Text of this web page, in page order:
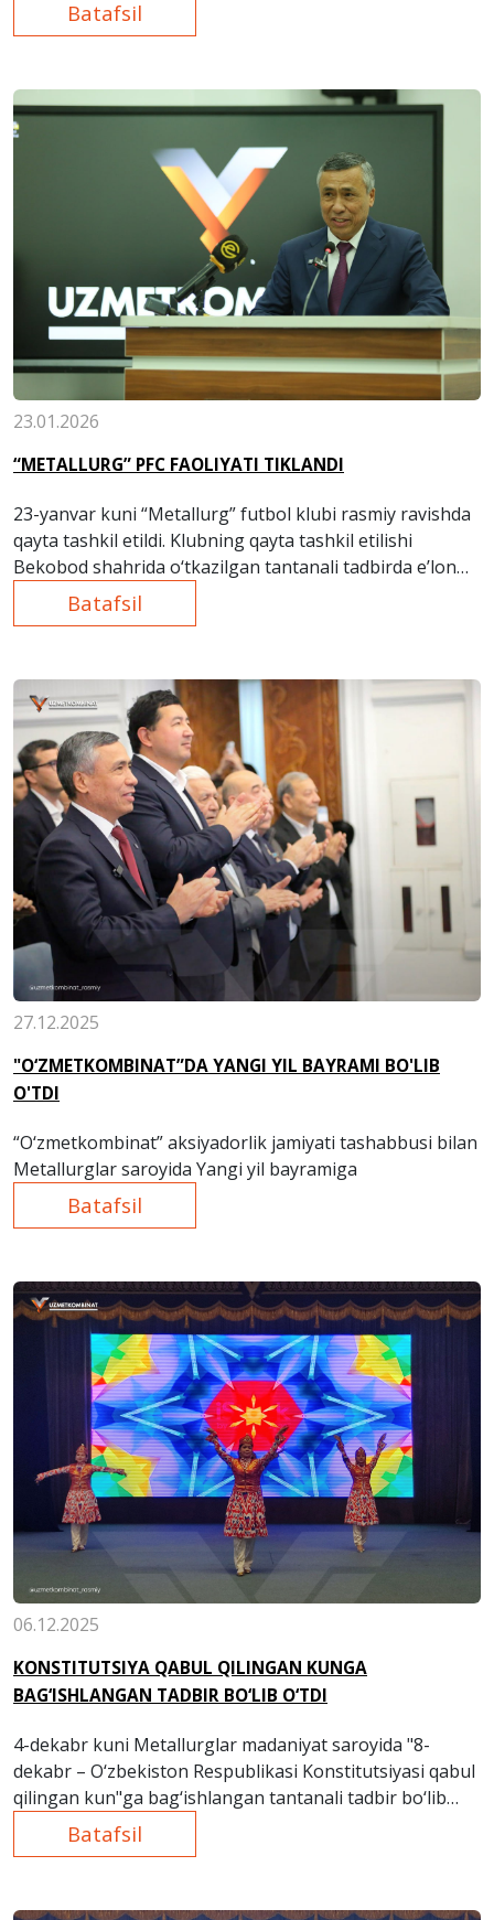
Batafsil
23.01.2026
“METALLURG” PFC FAOLIYATI TIKLANDI
23-yanvar kuni “Metallurg” futbol klubi rasmiy ravishda
qayta tashkil etildi. Klubning qayta tashkil etilishi
Bekobod shahrida o‘tkazilgan tantanali tadbirda e’lon
Batafsil
27.12.2025
"O‘ZMETKOMBINAT”DA YANGI YIL BAYRAMI BO'LIB
O'TDI
“O‘zmetkombinat” aksiyadorlik jamiyati tashabbusi bilan
Metallurglar saroyida Yangi yil bayramiga
Batafsil
06.12.2025
KONSTITUTSIYA QABUL QILINGAN KUNGA
BAG‘ISHLANGAN TADBIR BO‘LIB O‘TDI
4-dekabr kuni Metallurglar madaniyat saroyida "8-
dekabr – O‘zbekiston Respublikasi Konstitutsiyasi qabul
qilingan kun"ga bag‘ishlangan tantanali tadbir bo‘lib
Batafsil